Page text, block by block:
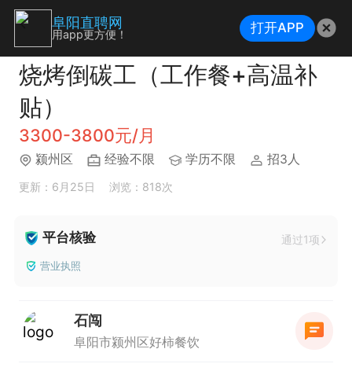
烧烤倒碳工（工作餐+高温补
贴）
3300-3800元/月
颍州区 经验不限 学历不限 招3人
更新：6月25日 浏览：818次
平台核验 通过1项
营业执照
石闯
阜阳市颍州区好柿餐饮
阜阳直聘网
用app更方便！ 打开APP